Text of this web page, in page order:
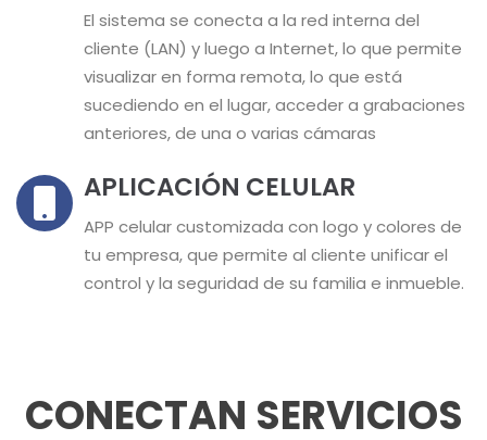
El sistema se conecta a la red interna del
cliente (LAN) y luego a Internet, lo que permite
visualizar en forma remota, lo que está
sucediendo en el lugar, acceder a grabaciones
anteriores, de una o varias cámaras
APLICACIÓN CELULAR
APP celular customizada con logo y colores de
tu empresa, que permite al cliente unificar el
control y la seguridad de su familia e inmueble.
CONECTAN SERVICIOS